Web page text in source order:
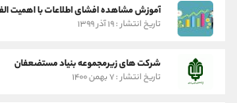
آموزش مشاهده افشای اطلاعات با اهمیت
تاریخ انتشار : ۱۹ آذر ۱۳۹۹
شرکت های زیرمجموعه بنیاد مستضعفان
تاریخ انتشار : ۷ بهمن ۱۴۰۰